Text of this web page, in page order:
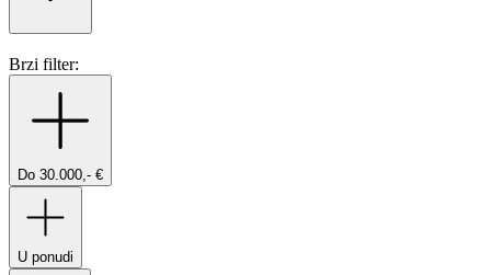
Brzi filter:
Do 30.000,- €
U ponudi